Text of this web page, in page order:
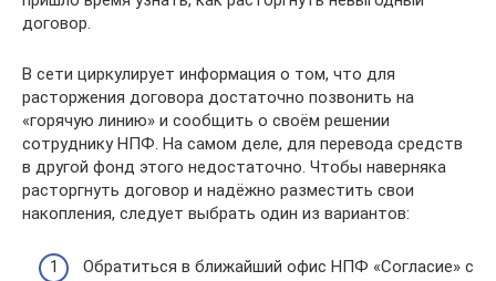
договор.
В сети циркулирует информация о том, что для
расторжения договора достаточно позвонить на
«горячую линию» и сообщить о своём решении
сотруднику НПФ. На самом деле, для перевода средств
в другой фонд этого недостаточно. Чтобы наверняка
расторгнуть договор и надёжно разместить свои
накопления, следует выбрать один из вариантов:
Обратиться в ближайший офис НПФ «Согласие» с